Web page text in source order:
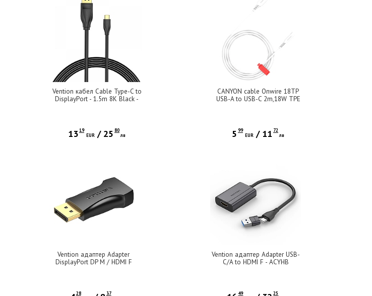
Vention кабел Cable Type-C to
DisplayPort - 1.5m 8K Black -
1319
EUR / 25 80
лв
CANYON cable Onwire 18TP
USB-A to USB-C 2m,18W TPE
5 99
EUR / 11 72
лв
Vention адаптер Adapter
DisplayPort DP M / HDMI F
28
37
Vention адаптер Adapter USB-
C/A to HDMI F - ACYHB
49
25